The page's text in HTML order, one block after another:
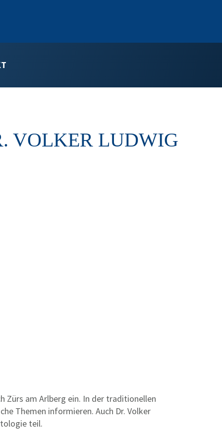
VOLKER LUDWIG
Zürs am Arlberg ein. In der traditionellen
Themen informieren. Auch Dr. Volker
teil.